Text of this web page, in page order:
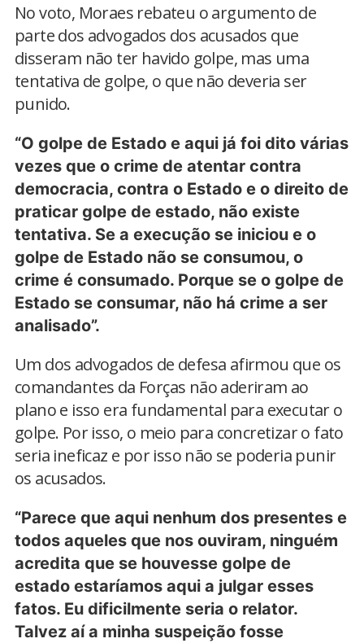
No voto, Moraes rebateu o argumento de
parte dos advogados dos acusados que
disseram não ter havido golpe, mas uma
tentativa de golpe, o que não deveria ser
punido.
“O golpe de Estado e aqui já foi dito várias
vezes que o crime de atentar contra
democracia, contra o Estado e o direito de
praticar golpe de estado, não existe
tentativa. Se a execução se iniciou e o
golpe de Estado não se consumou, o
crime é consumado. Porque se o golpe de
Estado se consumar, não há crime a ser
analisado”.
Um dos advogados de defesa afirmou que os
comandantes da Forças não aderiram ao
plano e isso era fundamental para executar o
golpe. Por isso, o meio para concretizar o fato
seria ineficaz e por isso não se poderia punir
os acusados.
“Parece que aqui nenhum dos presentes e
todos aqueles que nos ouviram, ninguém
acredita que se houvesse golpe de
estado estaríamos aqui a julgar esses
fatos. Eu dificilmente seria o relator.
Talvez aí a minha suspeição fosse